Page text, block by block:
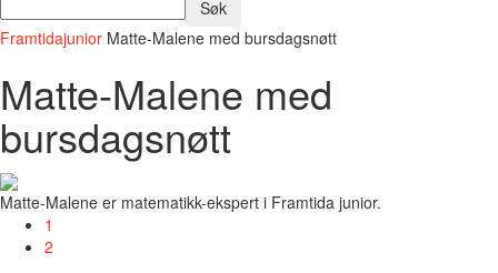
Framtidajunior Matte-Malene med bursdagsnøtt
Matte-Malene med
bursdagsnøtt
Matte-Malene er matematikk-ekspert i Framtida junior.
1
2